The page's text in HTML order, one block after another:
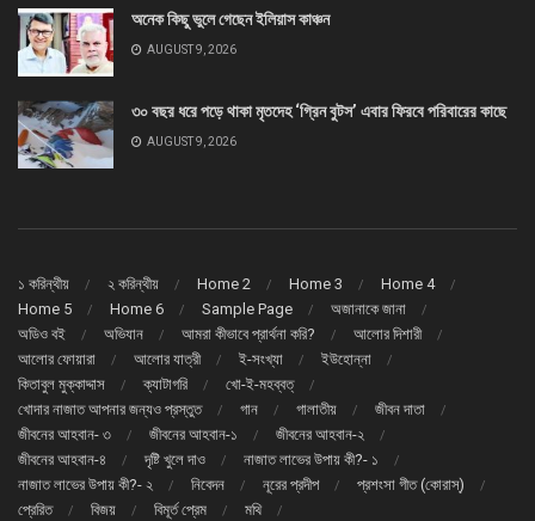
অনেক কিছু ভুলে গেছেন ইলিয়াস কাঞ্চন
AUGUST 9, 2026
৩০ বছর ধরে পড়ে থাকা মৃতদেহ ‘গ্রিন বুটস’ এবার ফিরবে পরিবারের কাছে
AUGUST 9, 2026
১ করিন্থীয় ২ করিন্থীয় Home 2 Home 3
Home 4
Home 5
Home 6 Sample Page
অজানাকে জানা
অডিও বই
অভিযান আমরা কীভাবে প্রার্থনা করি?
আলোর দিশারী
আলোর ফোয়ারা
আলোর যাত্রী ই-সংখ্যা
ইউহোন্না
কিতাবুল মুক্কাদ্দাস
ক্যাটাগরি
খো-ই-মহব্বত্
খোদার নাজাত আপনার জন্যও প্রস্তুত
গান গালাতীয়
জীবন দাতা
জীবনের আহবান- ৩
জীবনের আহবান-১
জীবনের আহবান-২
জীবনের আহবান-৪
দৃষ্টি খুলে দাও
নাজাত লাভের উপায় কী?- ১
নাজাত লাভের উপায় কী?- ২
নিবেদন নূরের প্রদীপ
প্রশংসা গীত (কোরাস্)
প্রেরিত
বিজয় বিমূর্ত প্রেম মথি